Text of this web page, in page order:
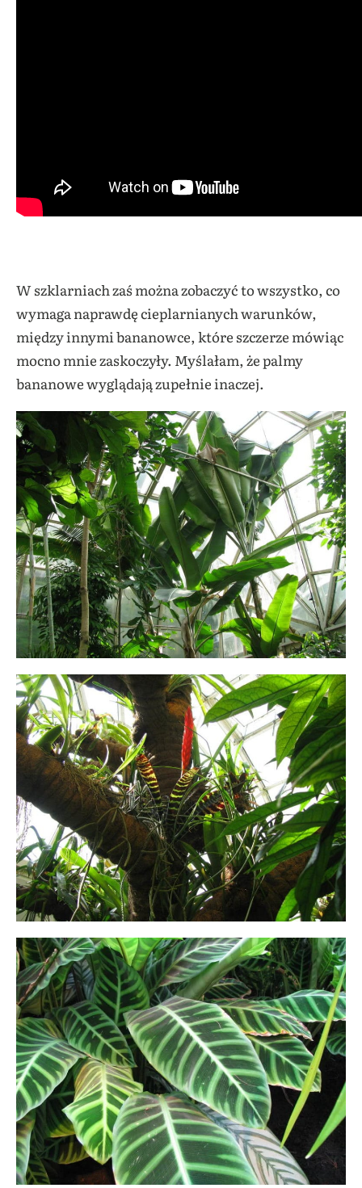
W szklarniach zaś można zobaczyć to wszystko, co
wymaga naprawdę cieplarnianych warunków,
między innymi bananowce, które szczerze mówiąc
mocno mnie zaskoczyły. Myślałam, że palmy
bananowe wyglądają zupełnie inaczej.